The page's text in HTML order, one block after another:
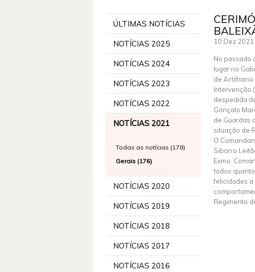
ÚLTIMAS NOTÍCIAS
NOTÍCIAS 2025
NOTÍCIAS 2024
NOTÍCIAS 2023
NOTÍCIAS 2022
NOTÍCIAS 2021
Todas as notícias (178)
Gerais (176)
NOTÍCIAS 2020
NOTÍCIAS 2019
NOTÍCIAS 2018
NOTÍCIAS 2017
NOTÍCIAS 2016
10 Dez 2021
No passado
lugar no
de Artilharia
Intervenção
despedida
Gonçalo
de Guardas
situação de
O
Siborro
Exmo.
todos
felicidades a
Regimento